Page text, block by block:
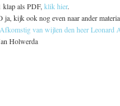
klap als PDF, klik hier.
ja, kijk ook nog even naar ander
Afkomstig van wijlen den heer Leonard
Holwerda